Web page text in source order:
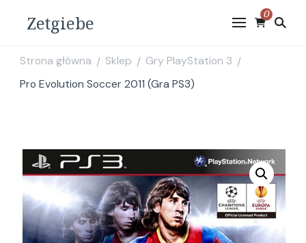
Zetgiebe 0
Strona główna / Sklep / Gry PlayStation 3 /
Pro Evolution Soccer 2011 (Gra PS3)